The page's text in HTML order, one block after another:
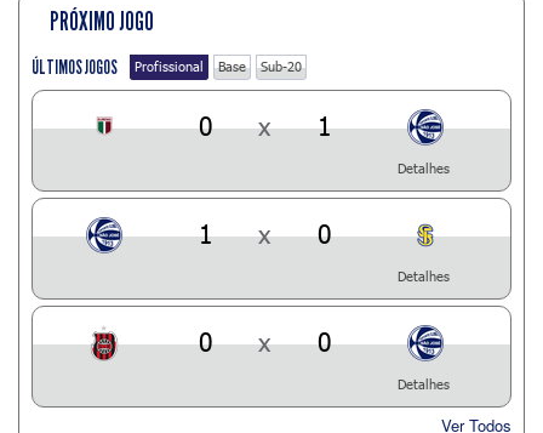
PRÓXIMO JOGO
ÚLTIMOS JOGOS Profissional Base Sub-20
0 x 1
Detalhes
1 x 0
Detalhes
0 x 0
Detalhes
Ver Todos